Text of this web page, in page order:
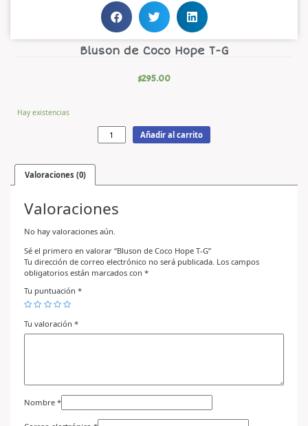
Bluson de Coco Hope T-G
$295.00
Hay existencias
Añadir al carrito
Valoraciones (0)
Valoraciones
No hay valoraciones aún.
Sé el primero en valorar “Bluson de Coco Hope T-G”
Tu dirección de correo electrónico no será publicada. Los campos
obligatorios están marcados con *
Tu puntuación *
Tu valoración *
Nombre *